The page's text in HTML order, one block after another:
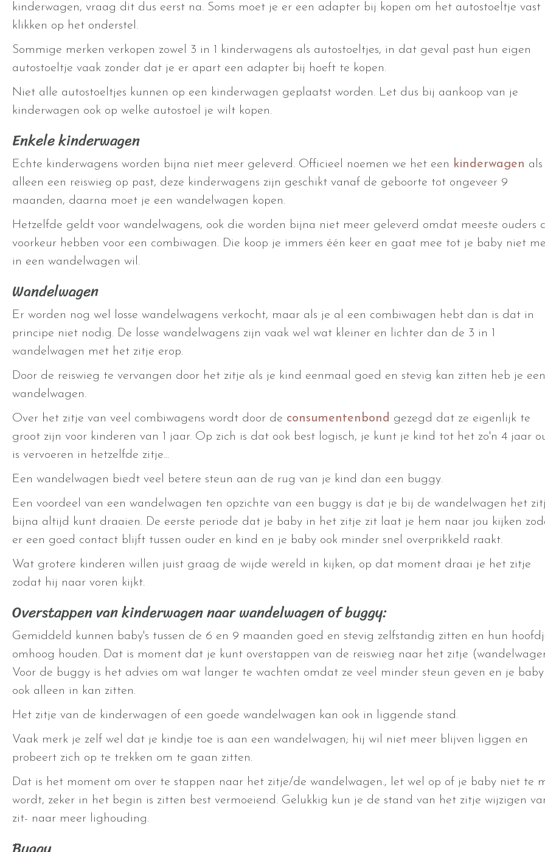
kinderwagen, vraag dit dus eerst na. Soms moet je er een adapter bij kopen om het autostoeltje vast
klikken op het onderstel.
Sommige merken verkopen zowel 3 in 1 kinderwagens als autostoeltjes, in dat geval past hun eigen
autostoeltje vaak zonder dat je er apart een adapter bij hoeft te kopen.
Niet alle autostoeltjes kunnen op een kinderwagen geplaatst worden. Let dus bij aankoop van je
kinderwagen ook op welke autostoel je wilt kopen.
Enkele kinderwagen
Echte kinderwagens worden bijna niet meer geleverd. Officieel noemen we het een kinderwagen
alleen een reiswieg op past, deze kinderwagens zijn geschikt vanaf de geboorte tot ongeveer 9
maanden, daarna moet je een wandelwagen kopen.
Hetzelfde geldt voor wandelwagens, ook die worden bijna niet meer geleverd omdat meeste ouders
voorkeur hebben voor een combiwagen. Die koop je immers één keer en gaat mee tot je baby niet
in een wandelwagen wil.
Wandelwagen
Er worden nog wel losse wandelwagens verkocht, maar als je al een combiwagen hebt dan is dat in
principe niet nodig. De losse wandelwagens zijn vaak wel wat kleiner en lichter dan de 3 in 1
wandelwagen met het zitje erop.
Door de reiswieg te vervangen door het zitje als je kind eenmaal goed en stevig kan zitten heb je een
wandelwagen.
Over het zitje van veel combiwagens wordt door de consumentenbond gezegd dat ze eigenlijk te
groot zijn voor kinderen van 1 jaar. Op zich is dat ook best logisch, je kunt je kind tot het zo'n 4 jaar
is vervoeren in hetzelfde zitje...
Een wandelwagen biedt veel betere steun aan de rug van je kind dan een buggy.
Een voordeel van een wandelwagen ten opzichte van een buggy is dat je bij de wandelwagen het
bijna altijd kunt draaien. De eerste periode dat je baby in het zitje zit laat je hem naar jou kijken
er een goed contact blijft tussen ouder en kind en je baby ook minder snel overprikkeld raakt.
Wat grotere kinderen willen juist graag de wijde wereld in kijken, op dat moment draai je het zitje
zodat hij naar voren kijkt.
Overstappen van kinderwagen naar wandelwagen of buggy:
Gemiddeld kunnen baby's tussen de 6 en 9 maanden goed en stevig zelfstandig zitten en hun
omhoog houden. Dat is moment dat je kunt overstappen van de reiswieg naar het zitje
Voor de buggy is het advies om wat langer te wachten omdat ze veel minder steun geven en je
ook alleen in kan zitten.
Het zitje van de kinderwagen of een goede wandelwagen kan ook in liggende stand.
Vaak merk je zelf wel dat je kindje toe is aan een wandelwagen; hij wil niet meer blijven liggen en
probeert zich op te trekken om te gaan zitten.
Dat is het moment om over te stappen naar het zitje/de wandelwagen., let wel op of je baby niet te
wordt, zeker in het begin is zitten best vermoeiend. Gelukkig kun je de stand van het zitje wijzigen
zit- naar meer lighouding.